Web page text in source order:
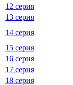
12 серия
13 серия
14 серия
15 серия
16 серия
17 серия
18 серия